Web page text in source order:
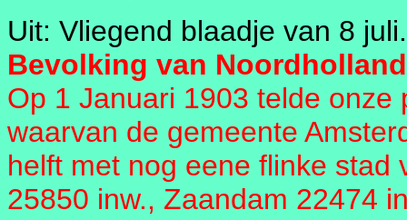
Uit: Vliegend blaadje van 8 juli.
Bevolking van Noordholland
Op 1 Januari 1903 telde
waarvan de gemeente
helft met nog eene flinke stad
25850 inw., Zaandam 22474